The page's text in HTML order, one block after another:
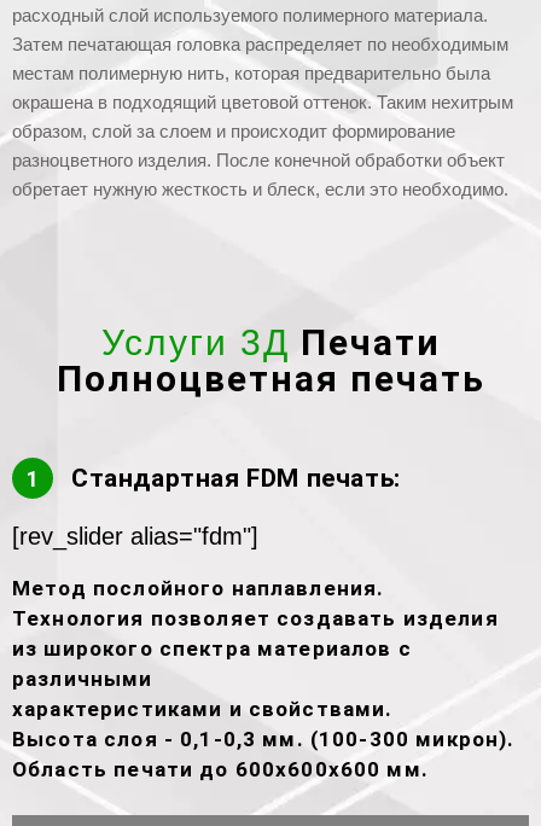
расходный слой используемого полимерного материала.
Затем печатающая головка распределяет по необходимым
местам полимерную нить, которая предварительно была
окрашена в подходящий цветовой оттенок. Таким нехитрым
образом, слой за слоем и происходит формирование
разноцветного изделия. После конечной обработки объект
обретает нужную жесткость и блеск, если это необходимо.
Услуги 3Д Печати
Полноцветная печать
1 Стандартная FDM печать:
[rev_slider alias="fdm"]
Метод послойного наплавления.
Технология позволяет создавать изделия
из широкого спектра материалов с
различными
характеристиками и свойствами.
Высота слоя - 0,1-0,3 мм. (100-300 микрон).
Область печати до 600х600х600 мм.